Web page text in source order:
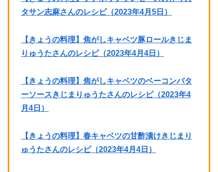
タサン志麻さんのレシピ（2023年4月5日）
【きょうの料理】焦がしキャベツ豚ロールきじま
りゅうたさんのレシピ（2023年4月4日）
【きょうの料理】焦がしキャベツのベーコンバタ
ーソースきじまりゅうたさんのレシピ（2023年4
月4日）
【きょうの料理】春キャベツの甘酢漬けきじまり
ゅうたさんのレシピ（2023年4月4日）